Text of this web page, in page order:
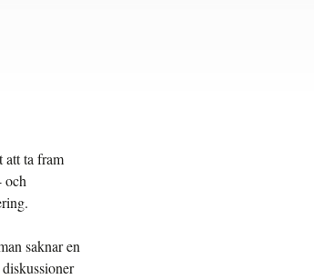
att ta fram
och
saknar en